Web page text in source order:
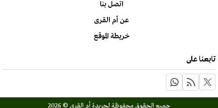
اتصل بنا
عن أم القرى
خريطة الموقع
تابعنا على
جميع الحقوق محفوظة لجريدة أم القرى © 2026